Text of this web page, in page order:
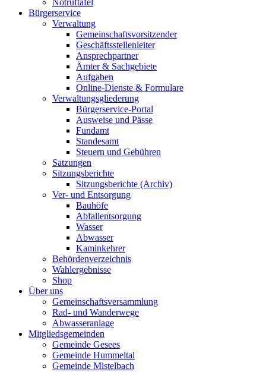
Notruftafel
Bürgerservice
Verwaltung
Gemeinschaftsvorsitzender
Geschäftsstellenleiter
Ansprechpartner
Ämter & Sachgebiete
Aufgaben
Online-Dienste & Formulare
Verwaltungsgliederung
Bürgerservice-Portal
Ausweise und Pässe
Fundamt
Standesamt
Steuern und Gebühren
Satzungen
Sitzungsberichte
Sitzungsberichte (Archiv)
Ver- und Entsorgung
Bauhöfe
Abfallentsorgung
Wasser
Abwasser
Kaminkehrer
Behördenverzeichnis
Wahlergebnisse
Shop
Über uns
Gemeinschaftsversammlung
Rad- und Wanderwege
Abwasseranlage
Mitgliedsgemeinden
Gemeinde Gesees
Gemeinde Hummeltal
Gemeinde Mistelbach